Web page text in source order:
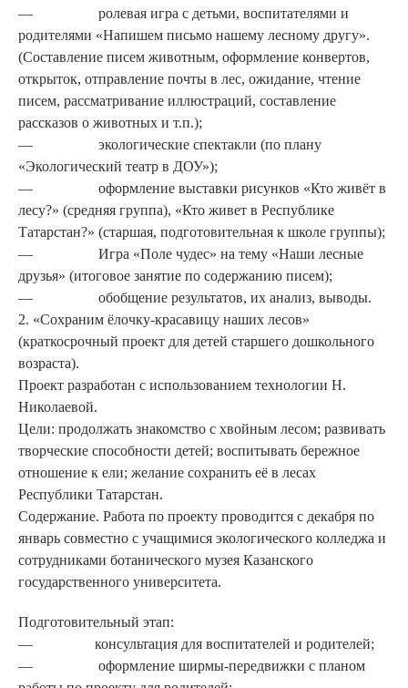
— ролевая игра с детьми, воспи­тателями и
родителями «Напи­шем письмо нашему лесному другу».
(Составление писем животным, оформление конвертов,
открыток, отправление почты в лес, ожидание, чтение
писем, рассматривание иллюстраций, составление
рассказов о жи­вотных и т.п.);
— экологические спектакли (по плану
«Экологический театр в ДОУ»);
— оформление выставки рисун­ков «Кто живёт в
лесу?» (сред­няя группа), «Кто живет в Республике
Татарстан?» (стар­шая, подготовительная к школе группы);
— Игра «Поле чудес» на тему «Наши лесные
дру­зья» (итоговое занятие по содержанию писем);
— обобщение результатов, их анализ, выводы.
2. «Сохраним ёлочку-красавицу наших лесов»
(краткосрочный проект для детей старшего дошкольного
возраста).
Проект разработан с использо­ванием технологии Н.
Николае­вой.
Цели: продолжать знакомство с хвойным лесом; развивать
творческие способности детей; воспитывать бережное
отноше­ние к ели; желание сохранить её в лесах
Республики Татарстан.
Содержание. Работа по проекту проводится с декабря по
январь совместно с учащимися экологического колледжа и
сотруд­никами ботанического музея Казанского
государственного университета.
Подготовительный этап:
— консультация для воспитате­лей и родителей;
— оформление ширмы-пере­движки с планом